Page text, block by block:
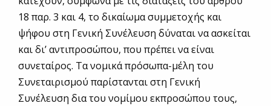
18 παρ. 3 και 4, το δικαίωμα συμμετοχής και
ψήφου στη Γενική Συνέλευση δύναται να ασκείται
και δι’ αντιπροσώπου, που πρέπει να είναι
συνεταίρος. Τα νομικά πρόσωπα-μέλη του
Συνεταιρισμού παρίστανται στη Γενική
Συνέλευση δια του νομίμου εκπροσώπου τους,